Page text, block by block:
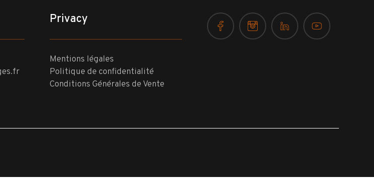
Privacy
Mentions légales
Politique de confidentialité
Conditions Générales de Vente